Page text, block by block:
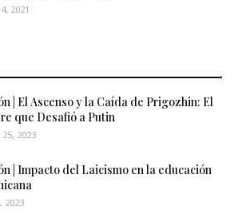
2021
| El Ascenso y la Caída de Prigozhin: El
que Desafió a Putin
2023
| Impacto del Laicismo en la educación
2023